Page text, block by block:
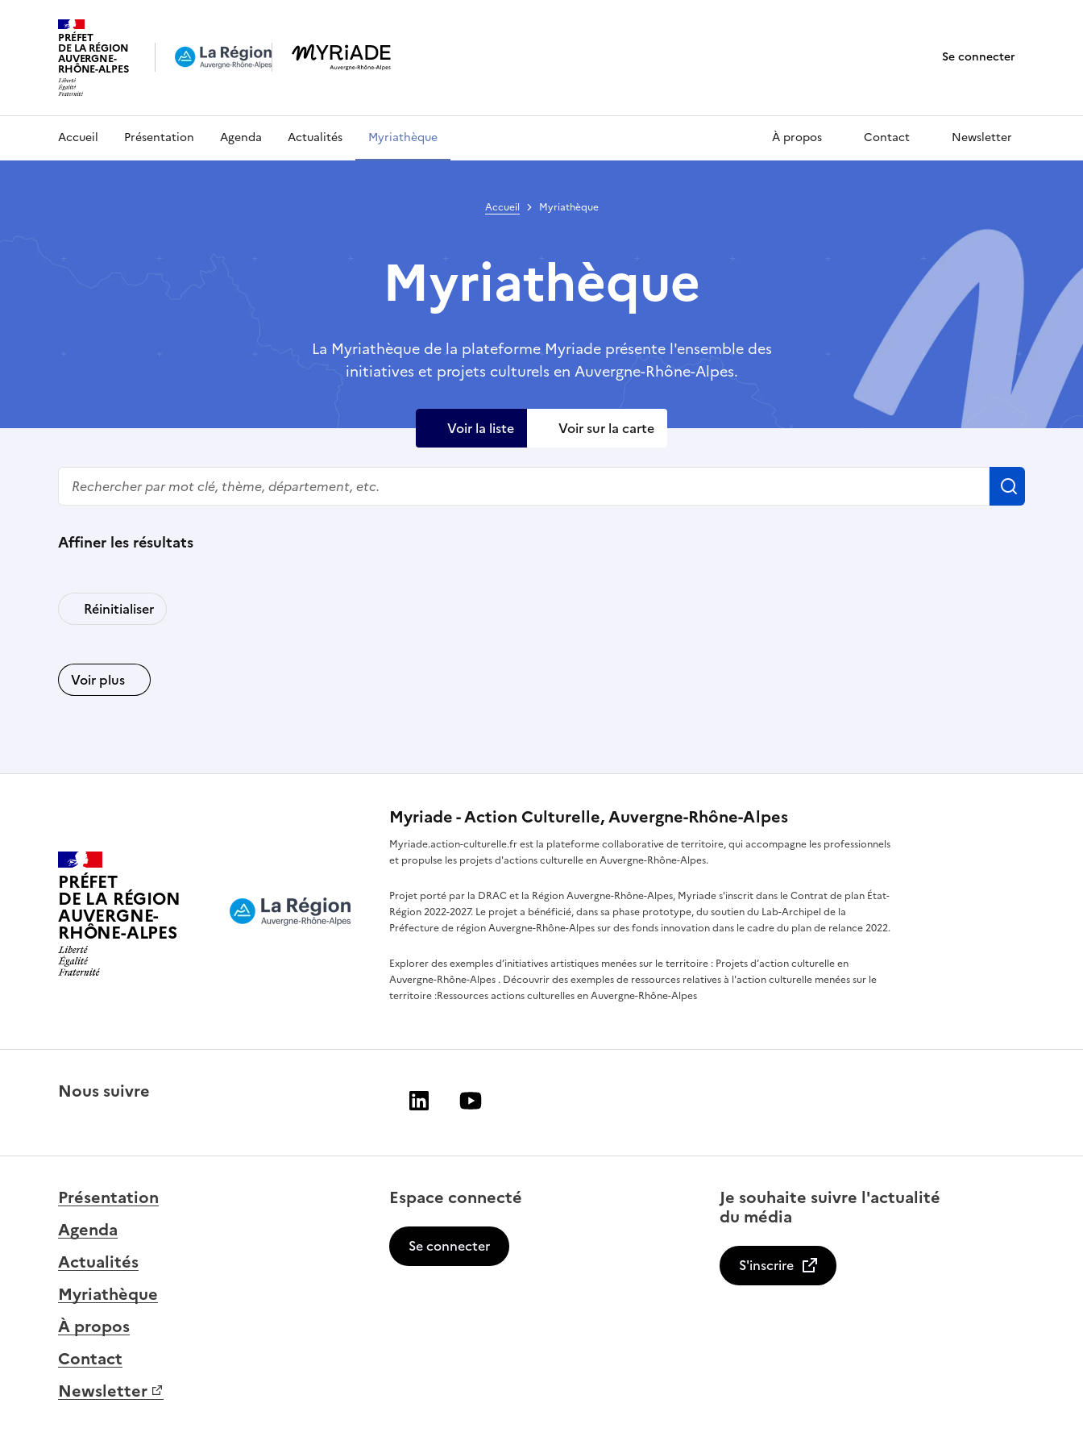
PRÉFET
DE LA RÉGION
AUVERGNE-
RHÔNE-ALPES
Se connecter
Accueil Présentation Agenda Actualités Myriathèque À propos Contact Newsletter
Accueil Myriathèque
Myriathèque
La Myriathèque de la plateforme Myriade présente l'ensemble des
initiatives et projets culturels en Auvergne-Rhône-Alpes.
Voir la liste Voir sur la carte
Affiner les résultats
Réinitialiser
Voir plus
PRÉFET
DE LA RÉGION
AUVERGNE-
RHÔNE-ALPES
Myriade - Action Culturelle, Auvergne-Rhône-Alpes
Myriade.action-culturelle.fr est la plateforme collaborative de territoire, qui accompagne les professionnels
et propulse les projets d'actions culturelle en Auvergne-Rhône-Alpes.
Projet porté par la DRAC et la Région Auvergne-Rhône-Alpes, Myriade s'inscrit dans le Contrat de plan État-
Région 2022-2027. Le projet a bénéficié, dans sa phase prototype, du soutien du Lab-Archipel de la
Préfecture de région Auvergne-Rhône-Alpes sur des fonds innovation dans le cadre du plan de relance 2022.
Explorer des exemples d’initiatives artistiques menées sur le territoire : Projets d’action culturelle en
Auvergne-Rhône-Alpes . Découvrir des exemples de ressources relatives à l'action culturelle menées sur le
territoire :Ressources actions culturelles en Auvergne-Rhône-Alpes
Nous suivre
LinkedinYoutube
Présentation
Agenda
Actualités
Myriathèque
À propos
Contact
Newsletter
Espace connecté
Se connecter
Je souhaite suivre l'actualité
du média
S'inscrire